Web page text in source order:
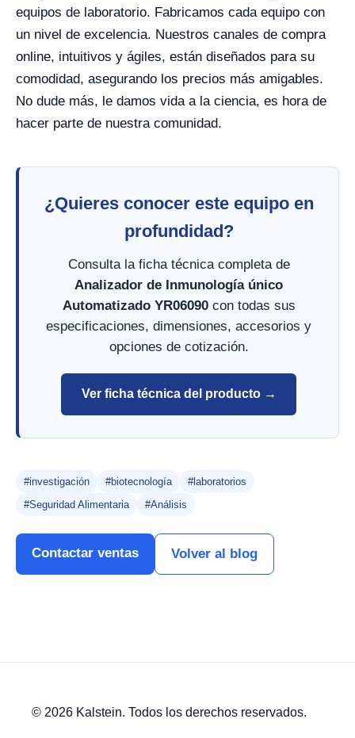
equipos de laboratorio. Fabricamos cada equipo con
un nivel de excelencia. Nuestros canales de compra
online, intuitivos y ágiles, están diseñados para su
comodidad, asegurando los precios más amigables.
No dude más, le damos vida a la ciencia, es hora de
hacer parte de nuestra comunidad.
¿Quieres conocer este equipo en
profundidad?
Consulta la ficha técnica completa de
Analizador de Inmunología único
Automatizado YR06090con todas sus
especificaciones, dimensiones, accesorios y
opciones de cotización.
Ver ficha técnica del producto →
#investigación #biotecnología
#laboratorios
#Seguridad Alimentaria
#Análisis
Contactar ventas Volver al blog
© 2026 Kalstein. Todos los derechos reservados.